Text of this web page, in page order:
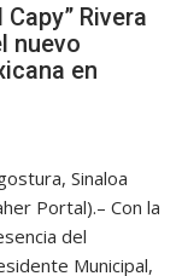
Rivera
nuevo
en
Sinaloa
Portal).– Con la
del
Municipal,